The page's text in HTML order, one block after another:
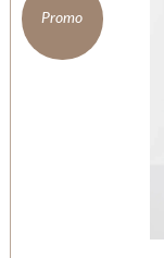
Promo